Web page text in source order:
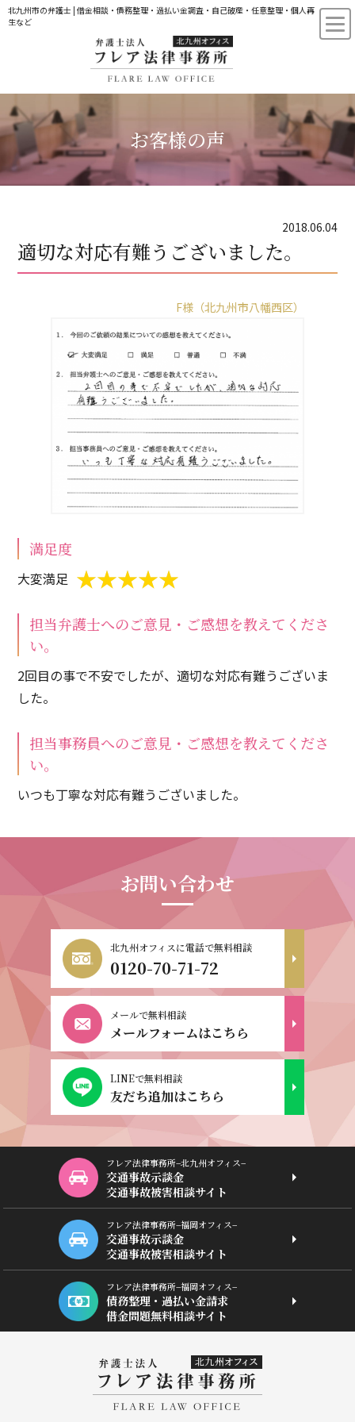
北九州市の弁護士 | 借金相談・債務整理・過払い金調査・自己破産・任意整理・個人再
生など
お客様の声
2018.06.04
適切な対応有難うございました。
F様（北九州市八幡西区）
満足度
大変満足
担当弁護士へのご意見・ご感想を教えてくださ
い。
2回目の事で不安でしたが、適切な対応有難うございま
した。
担当事務員へのご意見・ご感想を教えてくださ
い。
いつも丁寧な対応有難うございました。
お問い合わせ
北九州オフィスに電話で無料相談
0120-70-71-72
メールで無料相談
メールフォームはこちら
LINEで無料相談
友だち追加はこちら
フレア法律事務所−北九州オフィス−
交通事故示談金
交通事故被害相談サイト
フレア法律事務所−福岡オフィス−
交通事故示談金
交通事故被害相談サイト
フレア法律事務所−福岡オフィス−
債務整理・過払い金請求
借金問題無料相談サイト